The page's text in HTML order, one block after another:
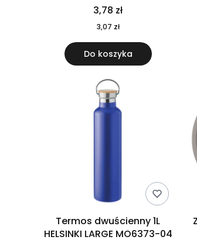
3,78 zł
3,07 zł
Do koszyka
Termos dwuścienny 1L
HELSINKI LARGE MO6373-04